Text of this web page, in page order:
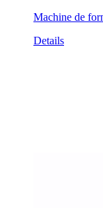
Machine de
Details